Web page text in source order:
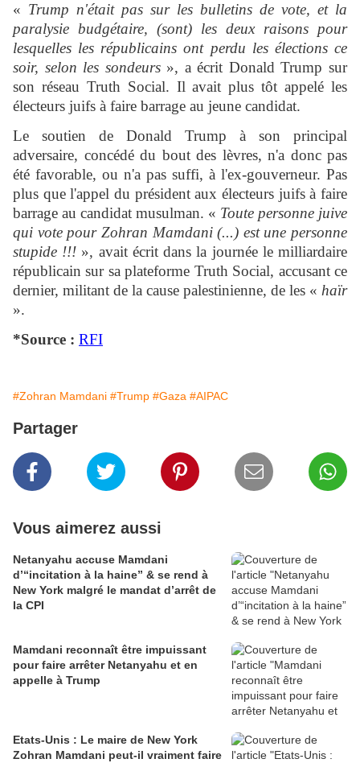
« Trump n'était pas sur les bulletins de vote, et la
paralysie budgétaire, (sont) les deux raisons pour
lesquelles les républicains ont perdu les élections ce
soir, selon les sondeurs », a écrit Donald Trump sur
son réseau Truth Social. Il avait plus tôt appelé les
électeurs juifs à faire barrage au jeune candidat.
Le soutien de Donald Trump à son principal
adversaire, concédé du bout des lèvres, n'a donc pas
été favorable, ou n'a pas suffi, à l'ex-gouverneur. Pas
plus que l'appel du président aux électeurs juifs à faire
barrage au candidat musulman. « Toute personne juive
qui vote pour Zohran Mamdani (...) est une personne
stupide !!! », avait écrit dans la journée le milliardaire
républicain sur sa plateforme Truth Social, accusant ce
dernier, militant de la cause palestinienne, de les « haïr
».
*Source : RFI
#Zohran Mamdani #Trump #Gaza #AIPAC
Partager
Vous aimerez aussi
Netanyahu accuse Mamdani
d’“incitation à la haine” & se rend à
New York malgré le mandat d’arrêt de
la CPI
Mamdani reconnaît être impuissant
pour faire arrêter Netanyahu et en
appelle à Trump
Etats-Unis : Le maire de New York
Zohran Mamdani peut-il vraiment faire